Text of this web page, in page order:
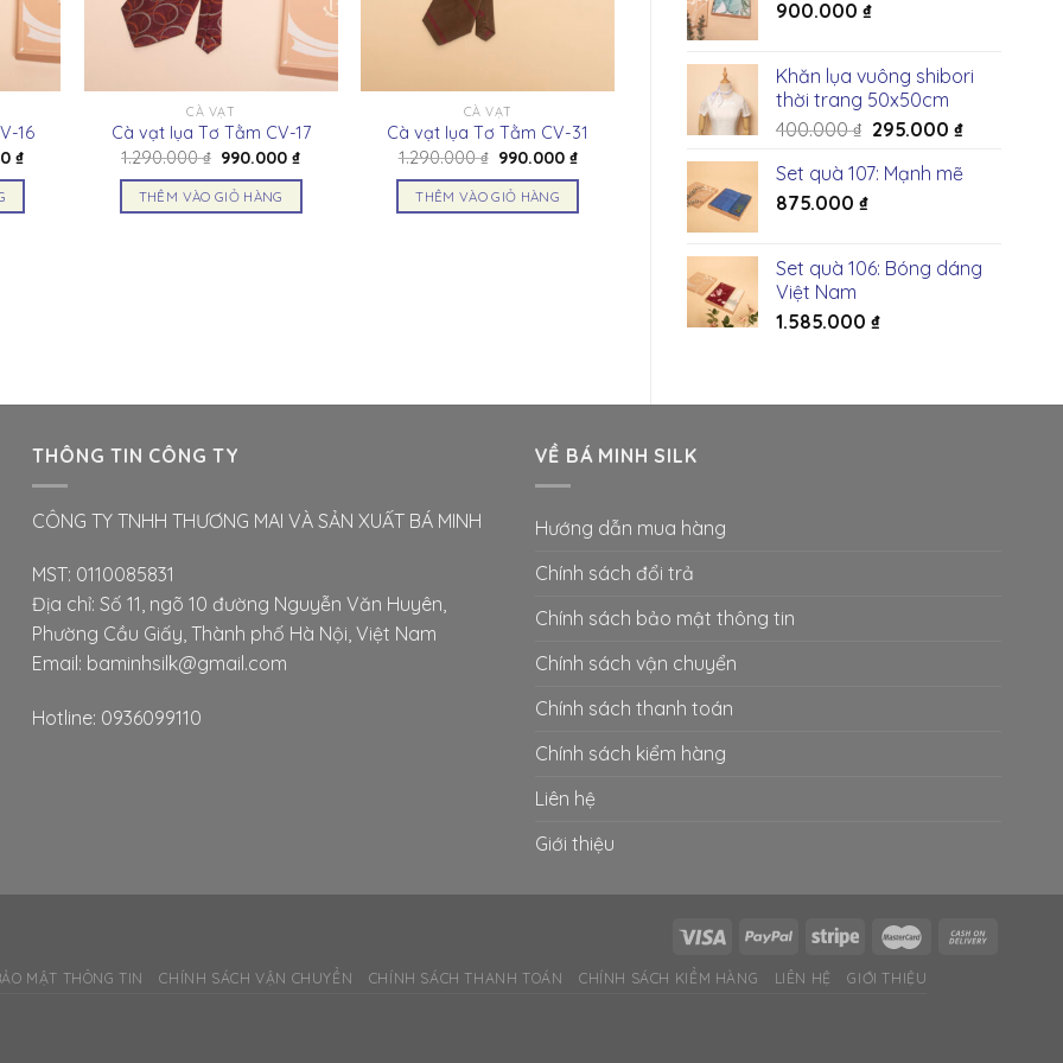
900.000 ₫
Khăn lụa vuông shibori
thời trang 50x50cm
400.000₫ Giá
là:
295.000 ₫Giá
tại
Set quà 107: Mạnh mẽ
875.000 ₫
Set quà 106: Bóng dáng
Việt Nam
1.585.000 ₫
16
₫.
₫Giá
là:
CÀ VẠT
Cà vạt lụa Tơ Tằm CV-17
1.290.000₫ Giá
là:
1.290.000 ₫.
990.000₫Giá
là:
THÊM VÀO GIỎ HÀNG
CÀ VẠT
Cà vạt lụa Tơ Tằm CV-31
1.290.000₫ Giá
là:
1.290.000 ₫.
990.000 ₫Giá
là:
THÊM VÀO GIỎ HÀNG
THÔNG TIN CÔNG TY
CÔNG TY TNHH THƯƠNG MAI VÀ SẢN XUẤT BÁ MINH
MST: 0110085831
Địa chỉ: Số 11, ngõ 10 đường Nguyễn Văn Huyên,
Phường Cầu Giấy, Thành phố Hà Nội, Việt Nam
Email: baminhsilk@gmail.com
Hotline: 0936099110
VỀ BÁ MINH SILK
Hướng dẫn mua hàng
Chính sách đổi trả
Chính sách bảo mật thông tin
Chính sách vận chuyển
Chính sách thanh toán
Chính sách kiểm hàng
Liên hệ
Giới thiệu
MẬT THÔNG TIN CHÍNH SÁCH VẬN CHUYỂN CHÍNH SÁCH THANH TOÁN CHÍNH SÁCH KIỂM HÀNG LIÊN HỆ GIỚI THIỆU